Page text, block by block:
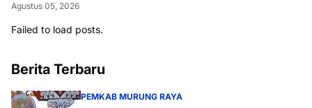
Agustus 05, 2026
Failed to load posts.
Berita Terbaru
PEMKAB MURUNG RAYA